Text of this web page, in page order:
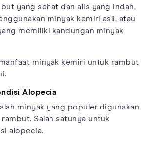
yang sehat dan alis yang indah,
minyak kemiri asli, atau
memiliki kandungan minyak
minyak kemiri untuk rambut
Alopecia
minyak yang populer digunakan
Salah satunya untuk
alopecia.